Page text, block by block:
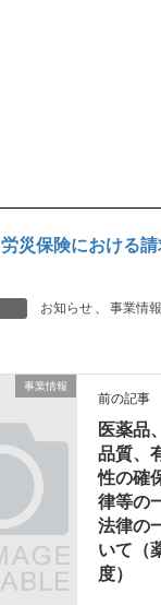
労災保険における
お知らせ 、 事業情報
事業情報
前の記事
医薬品
品質、
性の確
律等の
法律の
いて（
度）